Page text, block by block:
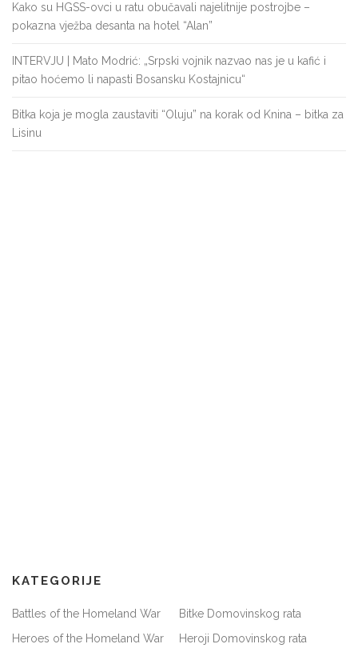
Kako su HGSS-ovci u ratu obučavali najelitnije postrojbe –
pokazna vježba desanta na hotel “Alan”
INTERVJU | Mato Modrić: „Srpski vojnik nazvao nas je u kafić i
pitao hoćemo li napasti Bosansku Kostajnicu“
Bitka koja je mogla zaustaviti “Oluju” na korak od Knina – bitka za
Lisinu
KATEGORIJE
Battles of the Homeland War
Bitke Domovinskog rata
Heroes of the Homeland War
Heroji Domovinskog rata